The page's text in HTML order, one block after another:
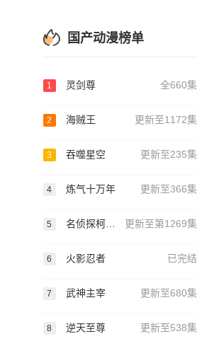
国产动漫榜单
1 灵剑尊 全660集
2 海贼王 更新至1172集
3 吞噬星空 更新至235集
4 炼气十万年 更新至366集
5 名侦探柯南国语版 更新至第1269集
6 火影忍者 已完结
7 武神主宰 更新至680集
8 逆天至尊 更新至538集